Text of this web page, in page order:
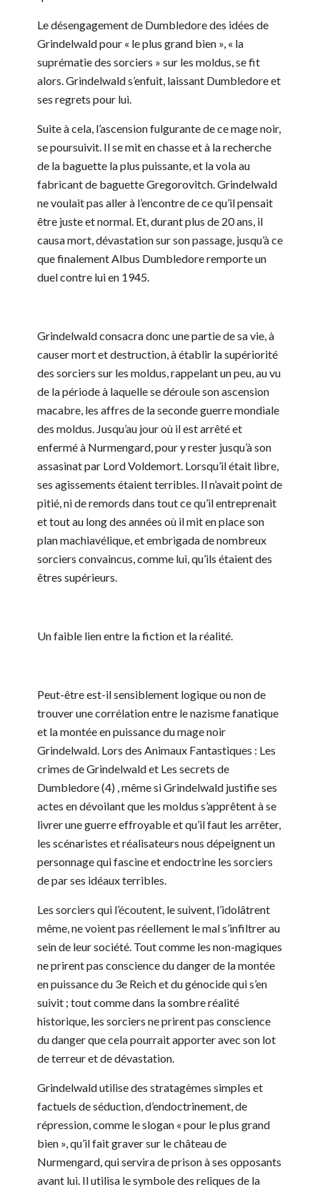
Le désengagement de Dumbledore des idées de
Grindelwald pour « le plus grand bien », « la
suprématie des sorciers » sur les moldus, se fit
alors. Grindelwald s’enfuit, laissant Dumbledore et
ses regrets pour lui.
Suite à cela, l’ascension fulgurante de ce mage noir,
se poursuivit. Il se mit en chasse et à la recherche
de la baguette la plus puissante, et la vola au
fabricant de baguette Gregorovitch. Grindelwald
ne voulait pas aller à l’encontre de ce qu’il pensait
être juste et normal. Et, durant plus de 20 ans, il
causa mort, dévastation sur son passage, jusqu’à ce
que finalement Albus Dumbledore remporte un
duel contre lui en 1945.
Grindelwald consacra donc une partie de sa vie, à
causer mort et destruction, à établir la supériorité
des sorciers sur les moldus, rappelant un peu, au vu
de la période à laquelle se déroule son ascension
macabre, les affres de la seconde guerre mondiale
des moldus. Jusqu’au jour où il est arrêté et
enfermé à Nurmengard, pour y rester jusqu’à son
assasinat par Lord Voldemort. Lorsqu’il était libre,
ses agissements étaient terribles. Il n’avait point de
pitié, ni de remords dans tout ce qu’il entreprenait
et tout au long des années où il mit en place son
plan machiavélique, et embrigada de nombreux
sorciers convaincus, comme lui, qu’ils étaient des
êtres supérieurs.
Un faible lien entre la fiction et la réalité.
Peut-être est-il sensiblement logique ou non de
trouver une corrélation entre le nazisme fanatique
et la montée en puissance du mage noir
Grindelwald. Lors des Animaux Fantastiques : Les
crimes de Grindelwald et Les secrets de
Dumbledore (4) , même si Grindelwald justifie ses
actes en dévoilant que les moldus s’apprêtent à se
livrer une guerre effroyable et qu’il faut les arrêter,
les scénaristes et réalisateurs nous dépeignent un
personnage qui fascine et endoctrine les sorciers
de par ses idéaux terribles.
Les sorciers qui l’écoutent, le suivent, l’idolâtrent
même, ne voient pas réellement le mal s’infiltrer au
sein de leur société. Tout comme les non-magiques
ne prirent pas conscience du danger de la montée
en puissance du 3e Reich et du génocide qui s’en
suivit ; tout comme dans la sombre réalité
historique, les sorciers ne prirent pas conscience
du danger que cela pourrait apporter avec son lot
de terreur et de dévastation.
Grindelwald utilise des stratagèmes simples et
factuels de séduction, d’endoctrinement, de
répression, comme le slogan « pour le plus grand
bien », qu’il fait graver sur le château de
Nurmengard, qui servira de prison à ses opposants
avant lui. Il utilisa le symbole des reliques de la